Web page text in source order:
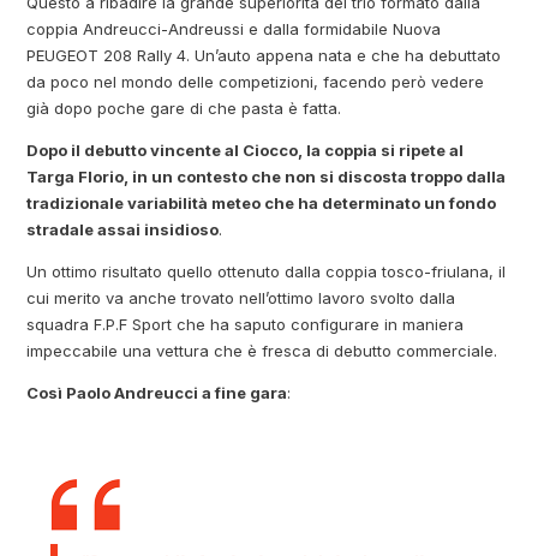
coppia Andreucci-Andreussi e dalla formidabile Nuova
PEUGEOT 208 Rally 4. Un’auto appena nata e che ha debuttato
da poco nel mondo delle competizioni, facendo però vedere
già dopo poche gare di che pasta è fatta.
Dopo il debutto vincente al Ciocco, la coppia si ripete al
Targa Florio, in un contesto che non si discosta troppo dalla
tradizionale variabilità meteo che ha determinato un fondo
stradale assai insidioso.
Un ottimo risultato quello ottenuto dalla coppia tosco-friulana, il
cui merito va anche trovato nell’ottimo lavoro svolto dalla
squadra F.P.F Sport che ha saputo configurare in maniera
impeccabile una vettura che è fresca di debutto commerciale.
Così Paolo Andreucci a fine gara: